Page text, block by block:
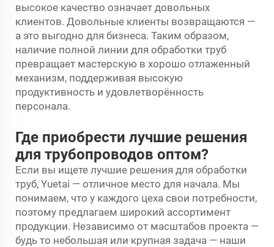
высокое качество означает довольных
клиентов. Довольные клиенты возвращаются —
а это выгодно для бизнеса. Таким образом,
наличие полной линии для обработки труб
превращает мастерскую в хорошо отлаженный
механизм, поддерживая высокую
продуктивность и удовлетворённость
персонала.
Где приобрести лучшие решения
для трубопроводов оптом?
Если вы ищете лучшие решения для обработки
труб, Yuetai — отличное место для начала. Мы
понимаем, что у каждого цеха свои потребности,
поэтому предлагаем широкий ассортимент
продукции. Независимо от масштабов проекта —
будь то небольшая или крупная задача — наши